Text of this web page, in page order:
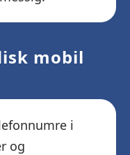
mobil
i
og